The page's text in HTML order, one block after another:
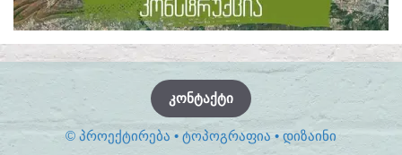
ᲙᲝᲜᲢᲐᲥᲢᲘ
© ᲞᲠᲝᲔᲥᲢᲘᲠᲔᲑᲐ • ᲢᲝᲞᲝᲒᲠᲐᲤᲘᲐ • ᲓᲘᲖᲐᲘᲜᲘ